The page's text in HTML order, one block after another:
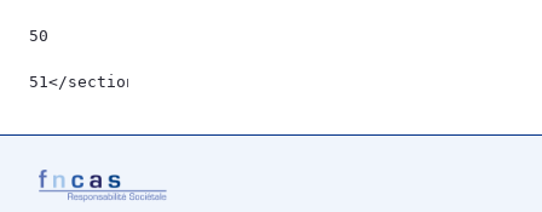
50
51</section>